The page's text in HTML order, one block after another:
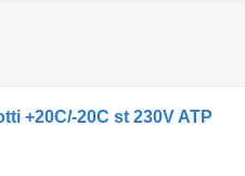
+20C/-20C st 230V ATP